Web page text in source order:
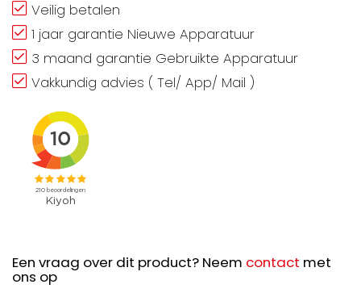
Veilig betalen
1 jaar garantie Nieuwe Apparatuur
3 maand garantie Gebruikte Apparatuur
Vakkundig advies ( Tel/ App/ Mail )
Een vraag over dit product? Neem contact met
ons op